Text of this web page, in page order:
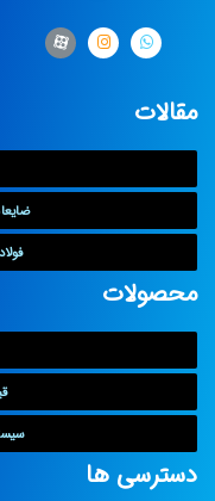
مقالات
محصولات
دسترسی ها